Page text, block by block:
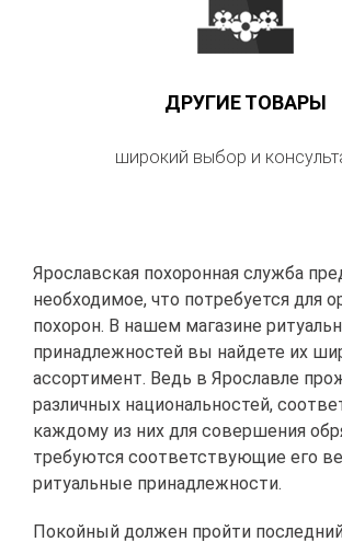
ДРУГИЕ ТОВАРЫ
широкий выбор и
Ярославская похоронная служба
необходимое, что потребуется для
похорон. В нашем магазине
принадлежностей вы найдете их
ассортимент. Ведь в Ярославле
различных национальностей,
каждому из них для совершения
требуются соответствующие его
ритуальные принадлежности.
Покойный должен пройти